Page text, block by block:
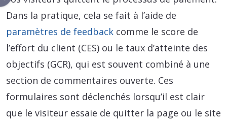
Dans la pratique, cela se fait à l’aide de
paramètres de feedback comme le score de
l’effort du client (CES) ou le taux d’atteinte des
objectifs (GCR), qui est souvent combiné à une
section de commentaires ouverte. Ces
formulaires sont déclenchés lorsqu’il est clair
que le visiteur essaie de quitter la page ou le site